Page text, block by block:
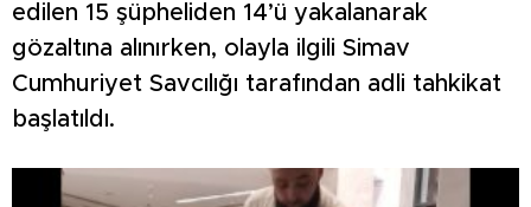
edilen 15 şüpheliden 14’ü yakalanarak
gözaltına alınırken, olayla ilgili Simav
Cumhuriyet Savcılığı tarafından adli tahkikat
başlatıldı.